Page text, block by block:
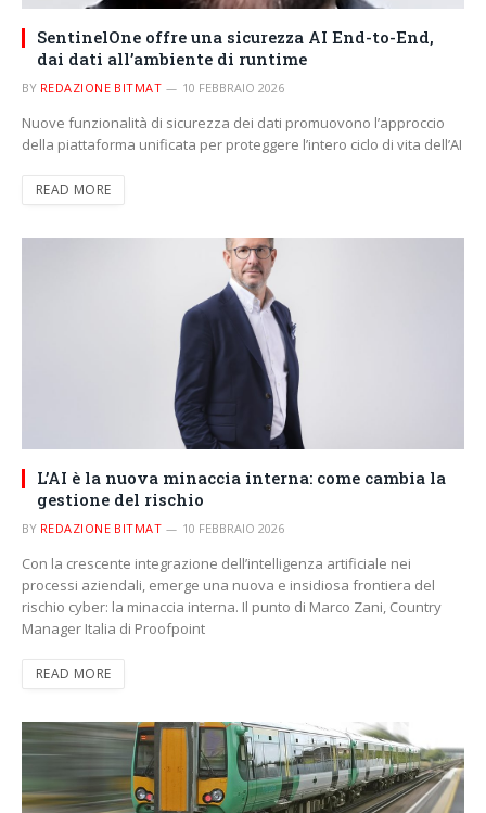
SentinelOne offre una sicurezza AI End-to-End,
dai dati all’ambiente di runtime
BY REDAZIONE BITMAT 10 FEBBRAIO 2026
Nuove funzionalità di sicurezza dei dati promuovono l’approccio
della piattaforma unificata per proteggere l’intero ciclo di vita dell’AI
READ MORE
L’AI è la nuova minaccia interna: come cambia la
gestione del rischio
BY REDAZIONE BITMAT 10 FEBBRAIO 2026
Con la crescente integrazione dell’intelligenza artificiale nei
processi aziendali, emerge una nuova e insidiosa frontiera del
rischio cyber: la minaccia interna. Il punto di Marco Zani, Country
Manager Italia di Proofpoint
READ MORE